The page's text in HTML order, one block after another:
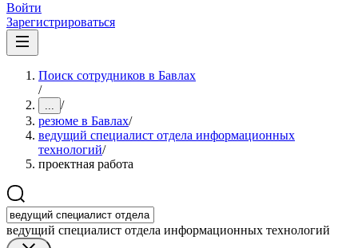
Войти
Зарегистрироваться
Поиск сотрудников в Бавлах
/
... /
резюме в Бавлах/
ведущий специалист отдела информационных
технологий/
проектная работа
ведущий специалист отдела информационных технологий